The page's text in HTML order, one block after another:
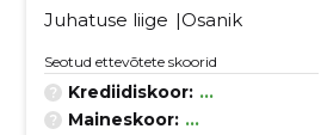
Juhatuse liige
Osanik
Seotud ettevõtete skoorid
Krediidiskoor: ...
Maineskoor: ...